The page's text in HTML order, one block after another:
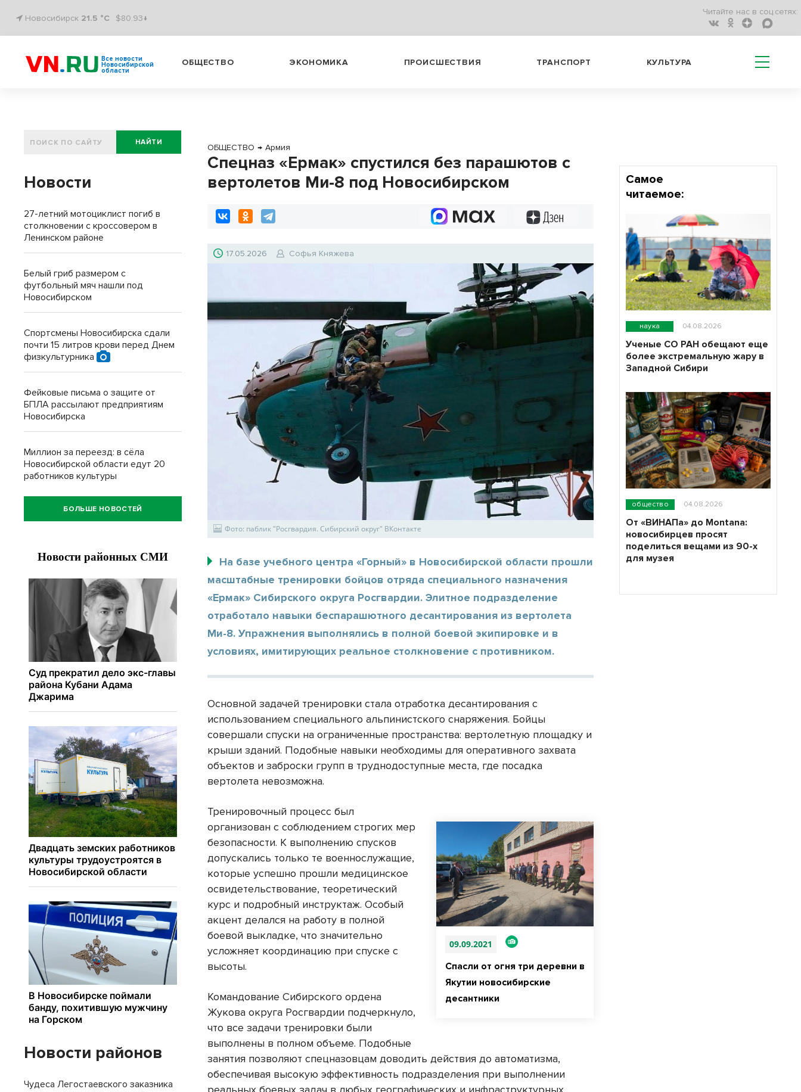
Новосибирск 21.5 °C $80.93↓
Читайте нас в соц.сетях:
Все новости
Новосибирской
области
ОБЩЕСТВО ЭКОНОМИКА ПРОИСШЕСТВИЯ ТРАНСПОРТ КУЛЬТУРА
ОБЩЕСТВО → Армия
Спецназ «Ермак» спустился без парашютов с
вертолетов Ми-8 под Новосибирском
17.05.2026 Софья Княжева
Фото: паблик "Росгвардия. Сибирский округ" ВКонтакте
На базе учебного центра «Горный» в Новосибирской области прошли
масштабные тренировки бойцов отряда специального назначения
«Ермак» Сибирского округа Росгвардии. Элитное подразделение
отработало навыки беспарашютного десантирования из вертолета
Ми-8. Упражнения выполнялись в полной боевой экипировке и в
условиях, имитирующих реальное столкновение с противником.
Основной задачей тренировки стала отработка десантирования с
использованием специального альпинистского снаряжения. Бойцы
совершали спуски на ограниченные пространства: вертолетную площадку и
крыши зданий. Подобные навыки необходимы для оперативного захвата
объектов и заброски групп в труднодоступные места, где посадка
вертолета невозможна.
09.09.2021
Спасли от огня три деревни в
Якутии новосибирские
десантники
Тренировочный процесс был
организован с соблюдением строгих мер
безопасности. К выполнению спусков
допускались только те военнослужащие,
которые успешно прошли медицинское
освидетельствование, теоретический
курс и подробный инструктаж. Особый
акцент делался на работу в полной
боевой выкладке, что значительно
усложняет координацию при спуске с
высоты.
Командование Сибирского ордена
Жукова округа Росгвардии подчеркнуло,
что все задачи тренировки были
выполнены в полном объеме. Подобные
занятия позволяют спецназовцам доводить действия до автоматизма,
обеспечивая высокую эффективность подразделения при выполнении
НАЙТИ
Новости
27-летний мотоциклист погиб в
столкновении с кроссовером в
Ленинском районе
Белый гриб размером с
футбольный мяч нашли под
Новосибирском
Спортсмены Новосибирска сдали
почти 15 литров крови перед Днем
физкультурника
Фейковые письма о защите от
БПЛА рассылают предприятиям
Новосибирска
Миллион за переезд: в сёла
Новосибирской области едут 20
работников культуры
БОЛЬШЕ НОВОСТЕЙ
Новости районов
Чудеса Легостаевского заказника
Самое
читаемое:
наука 04.08.2026
Ученые СО РАН обещают еще
более экстремальную жару в
Западной Сибири
общество 04.08.2026
От «ВИНАПа» до Montana:
новосибирцев просят
поделиться вещами из 90-х
для музея